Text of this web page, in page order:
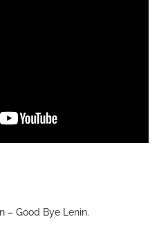
– Good Bye Lenin.